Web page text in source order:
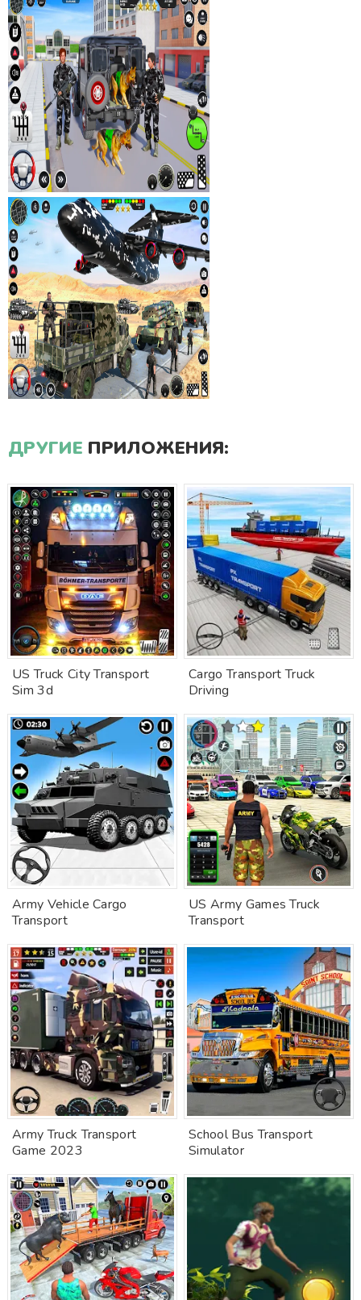
ДРУГИЕ ПРИЛОЖЕНИЯ:
US Truck City Transport
Sim 3d
Cargo Transport Truck
Driving
Army Vehicle Cargo
Transport
US Army Games Truck
Transport
Army Truck Transport
Game 2023
School Bus Transport
Simulator